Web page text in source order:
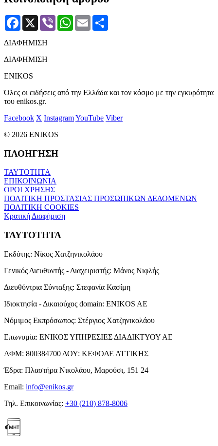
Facebook
X Viber WhatsApp
Email
ΔΙΑΦΗΜΙΣΗ
ΔΙΑΦΗΜΙΣΗ
ENIKOS
Όλες οι ειδήσεις από την Ελλάδα και τον κόσμο με την εγκυρότητα
του enikos.gr.
Facebook X InstagramYouTube Viber
© 2026 ENIKOS
ΠΛΟΗΓΗΣΗ
ΤΑΥΤΟΤΗΤΑ
ΕΠΙΚΟΙΝΩΝΙΑ
ΟΡΟΙ ΧΡΗΣΗΣ
ΠΟΛΙΤΙΚΗ ΠΡΟΣΤΑΣΙΑΣ ΠΡΟΣΩΠΙΚΩΝ ΔΕΔΟΜΕΝΩΝ
ΠΟΛΙΤΙΚΗ COOKIES
Κρατική Διαφήμιση
ΤΑΥΤΟΤΗΤΑ
Εκδότης: Νίκος Χατζηνικολάου
Γενικός Διευθυντής - Διαχειριστής: Μάνος Νιφλής
Διευθύντρια Σύνταξης: Στεφανία Κασίμη
Ιδιοκτησία - Δικαιούχος domain: ENIKOS AE
Νόμιμος Εκπρόσωπος: Στέργιος Χατζηνικολάου
Επωνυμία: ΕΝΙΚΟΣ ΥΠΗΡΕΣΙΕΣ ΔΙΑΔΙΚΤΥΟΥ ΑΕ
ΑΦΜ: 800384700 ΔΟΥ: ΚΕΦΟΔΕ ΑΤΤΙΚΗΣ
Έδρα: Πλαστήρα Νικολάου, Μαρούσι, 151 24
Email: info@enikos.gr
Τηλ. Επικοινωνίας: +30 (210) 878-8006